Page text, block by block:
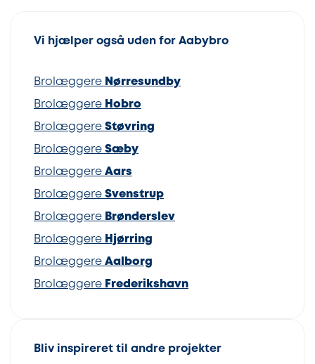
Vi hjælper også uden for Aabybro
Brolæggere Nørresundby
Brolæggere Hobro
Brolæggere Støvring
Brolæggere Sæby
Brolæggere Aars
Brolæggere Svenstrup
Brolæggere Brønderslev
Brolæggere Hjørring
Brolæggere Aalborg
Brolæggere Frederikshavn
Bliv inspireret til andre projekter